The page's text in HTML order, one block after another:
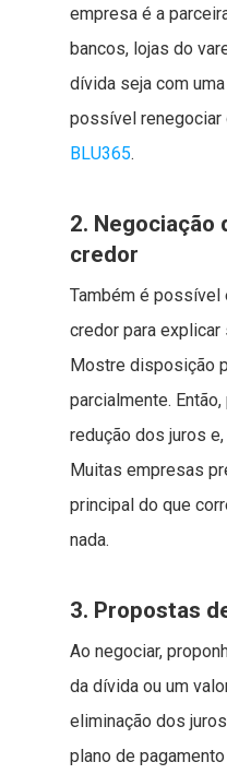
empresa é a
bancos, lojas do
dívida seja com
possível renegociar
BLU365.
2. Negociação
credor
Também é possível
credor para explicar
Mostre disposição
parcialmente.
redução dos juros
Muitas empresas
principal do que
nada.
3. Propostas
Ao negociar,
da dívida ou um
eliminação dos
plano de